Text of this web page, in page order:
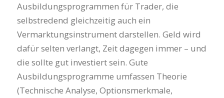
Ausbildungsprogrammen für Trader, die
selbstredend gleichzeitig auch ein
Vermarktungsinstrument darstellen. Geld wird
dafür selten verlangt, Zeit dagegen immer – und
die sollte gut investiert sein. Gute
Ausbildungsprogramme umfassen Theorie
(Technische Analyse, Optionsmerkmale,